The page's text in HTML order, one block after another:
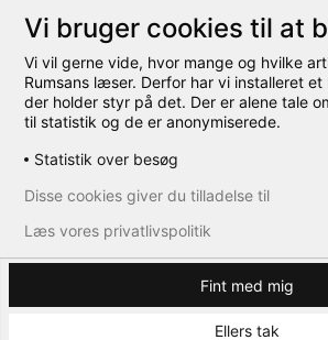
Sidse Grangaard
Vi bruger cookies til at
Vi vil gerne vide, hvor mange og hvilke
Rumsans læser. Derfor har vi installeret
der holder styr på det. Der er alene tale
til statistik og de er anonymiserede.
Statistik over besøg
Fint med mig
Ellers tak
Disse cookies giver du tilladelse til
Læs vores privatlivspolitik